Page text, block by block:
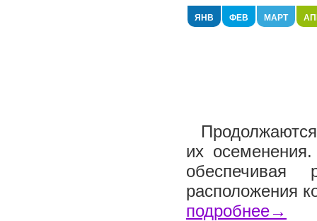
ЯНВ ФЕВ МАРТ
их
обеспечивая
расположения
подробнее→